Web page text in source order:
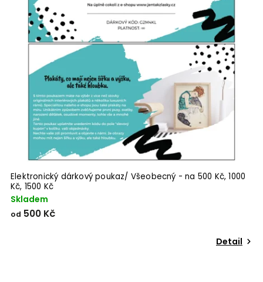
Elektronický dárkový poukaz/ Všeobecný - na 500 Kč, 1000
Kč, 1500 Kč
Skladem
od 500 Kč
Detail